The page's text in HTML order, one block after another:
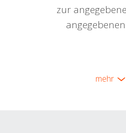
zur
mehr